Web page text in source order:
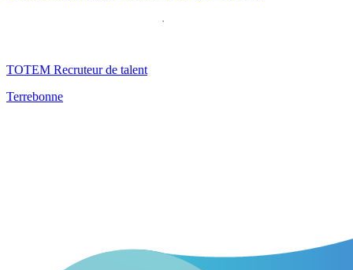
TOTEM Recruteur de talent
Terrebonne